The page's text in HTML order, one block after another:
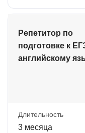
Репетитор по
подготовке к
английскому
Длительность
3 месяца